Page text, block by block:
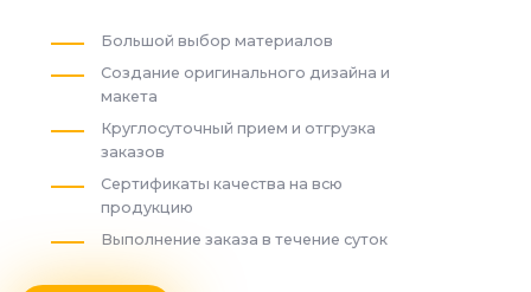
Большой выбор материалов
Создание оригинального дизайна и
макета
Круглосуточный прием и отгрузка
заказов
Сертификаты качества на всю
продукцию
Выполнение заказа в течение суток